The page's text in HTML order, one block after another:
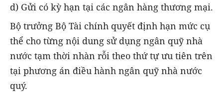
d) Gửi có kỳ hạn tại các ngân hàng thương mại.
Bộ trưởng Bộ Tài chính quyết định hạn mức cụ
thể cho từng nội dung sử dụng ngân quỹ nhà
nước tạm thời nhàn rỗi theo thứ tự ưu tiên trên
tại phương án điều hành ngân quỹ nhà nước
quý.